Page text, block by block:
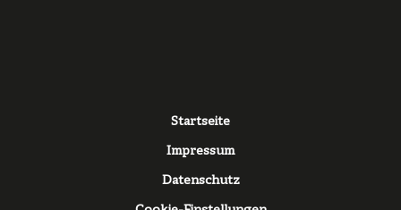
Fußzeile
Startseite
Impressum
Datenschutz